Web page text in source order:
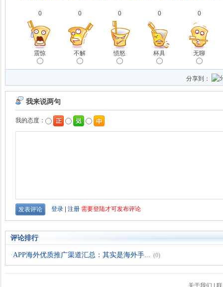
0
震惊
0
不解
0
愤怒
0
杯具
0
无聊
分享到：
评论排行
·APP海外优质推广渠道汇总：其实是海外手... (0)
关于我们